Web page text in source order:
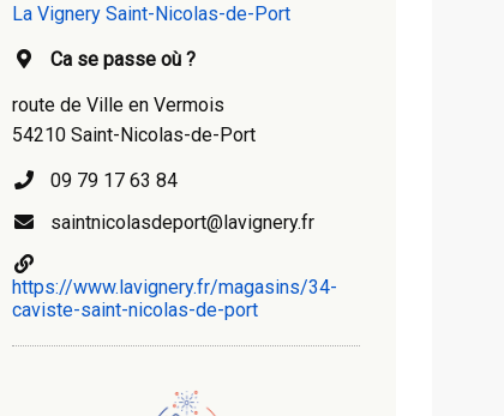
La Vignery Saint-Nicolas-de-Port
Ca se passe où ?
route de Ville en Vermois
54210 Saint-Nicolas-de-Port
09 79 17 63 84
saintnicolasdeport@lavignery.fr
https://www.lavignery.fr/magasins/34-
caviste-saint-nicolas-de-port